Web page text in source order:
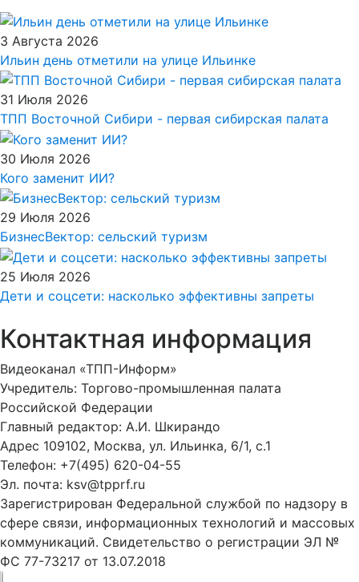
3 Августа 2026
Ильин день отметили на улице Ильинке
31 Июля 2026
ТПП Восточной Сибири - первая сибирская палата
30 Июля 2026
Кого заменит ИИ?
29 Июля 2026
БизнесВектор: сельский туризм
25 Июля 2026
Дети и соцсети: насколько эффективны запреты
Контактная информация
Видеоканал «ТПП-Информ»
Учредитель: Торгово-промышленная палата
Российской Федерации
Главный редактор: А.И. Шкирандо
Адрес 109102, Москва, ул. Ильинка, 6/1, c.1
Телефон: +7(495) 620-04-55
Эл. почта: ksv@tpprf.ru
Зарегистрирован Федеральной службой по надзору в
сфере связи, информационных технологий и массовых
коммуникаций. Свидетельство о регистрации ЭЛ №
ФС 77-73217 от 13.07.2018